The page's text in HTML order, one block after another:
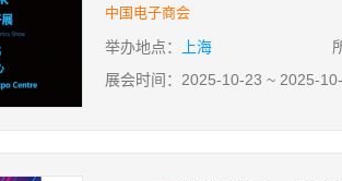
中国电子商会
举办地点： 上海
展会时间：2025-10-23 ~ 2025-